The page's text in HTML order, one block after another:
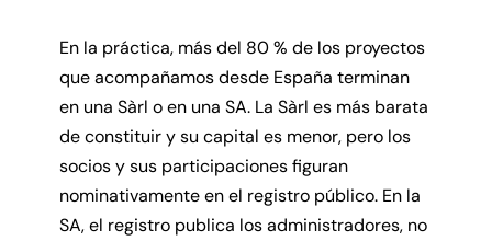
En la práctica, más del 80 % de los proyectos
que acompañamos desde España terminan
en una Sàrl o en una SA. La Sàrl es más barata
de constituir y su capital es menor, pero los
socios y sus participaciones figuran
nominativamente en el registro público. En la
SA, el registro publica los administradores, no